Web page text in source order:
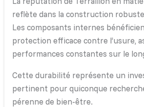
reflète dans la construction robuste
Les composants internes
protection efficace contre l’usure,
performances constantes sur le
Cette durabilité représente un
pertinent pour quiconque
pérenne de bien-être.